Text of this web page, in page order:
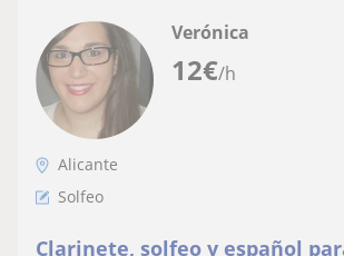
12€/h
Verónica
Alicante
Solfeo
Clarinete, solfeo y español